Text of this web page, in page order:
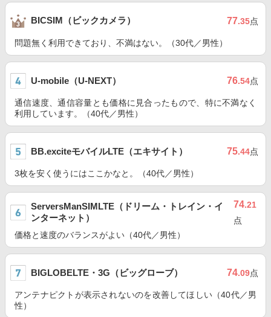
BICSIM（ビックカメラ） 77.35点
問題無く利用できており、不満はない。（30代／男性）
U-mobile（U-NEXT） 76.54点
通信速度、通信容量とも価格に見合ったもので、特に不満なく
利用しています。（40代／男性）
BB.exciteモバイルLTE（エキサイト） 75.44点
3枚を安く使うにはここかなと。（40代／男性）
ServersManSIMLTE（ドリーム・トレイン・イ
ンターネット）
74.21
点
価格と速度のバランスがよい（40代／男性）
BIGLOBELTE・3G（ビッグローブ） 74.09点
アンテナピクトが表示されないのを改善してほしい（40代／男
性）